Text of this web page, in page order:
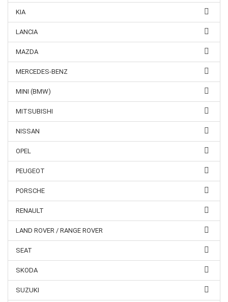
KIA
LANCIA
MAZDA
MERCEDES-BENZ
MINI (BMW)
MITSUBISHI
NISSAN
OPEL
PEUGEOT
PORSCHE
RENAULT
LAND ROVER / RANGE ROVER
SEAT
SKODA
SUZUKI